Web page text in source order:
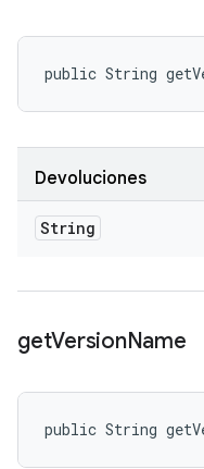
public String
Devoluciones
String
getVersionName
public String